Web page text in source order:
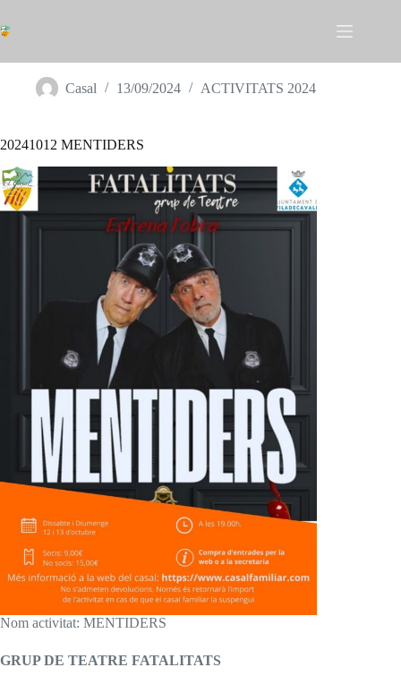
al
contingut
Casal 13/09/2024 ACTIVITATS 2024
20241012 MENTIDERS
Nom activitat: MENTIDERS
GRUP DE TEATRE FATALITATS